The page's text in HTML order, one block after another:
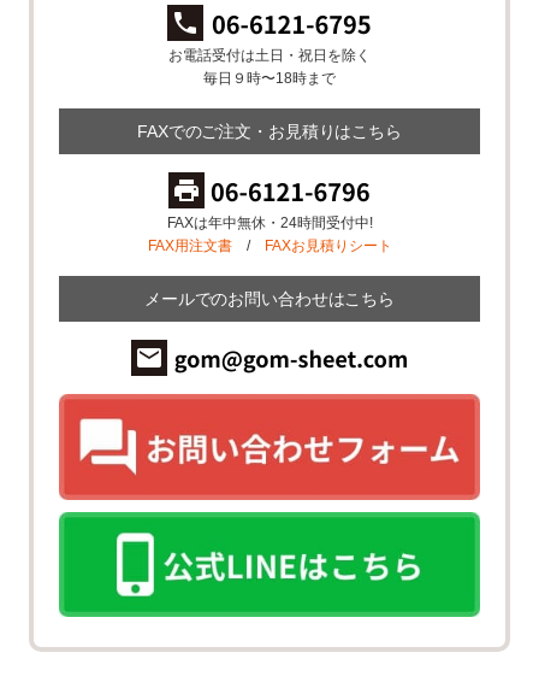
お電話受付は土日・祝日を除く
毎日９時〜18時まで
FAXでのご注文・お見積りはこちら
FAXは年中無休・24時間受付中!
FAX用注文書/ FAXお見積りシート
メールでのお問い合わせはこちら